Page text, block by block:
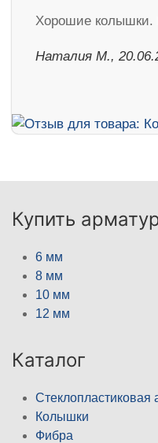
Хорошие колышки.
Наталия М.,
Купить
6 мм
8 мм
10 мм
12 мм
Каталог
Стеклопластиковая
Колышки
Фибра